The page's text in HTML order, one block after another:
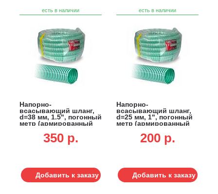
есть в наличии
Напорно-
всасывающий шланг,
d=38 мм, 1.5", погонный
метр (армированный
350 p.
Добавить к заказу
есть в наличии
Напорно-
всасывающий шланг,
d=25 мм, 1", погонный
метр (армированный
200 p.
Добавить к заказу